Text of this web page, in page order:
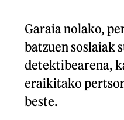
Garaia nolako,
batzuen soslaiak
detektibearena,
eraikitako
beste.